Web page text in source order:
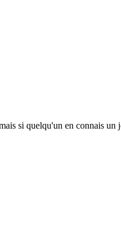
si quelqu'un en connais un